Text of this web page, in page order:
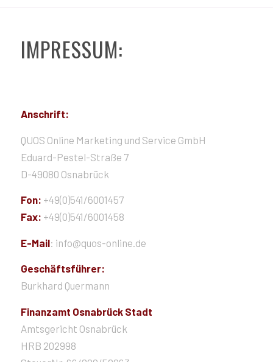
IMPRESSUM:
Anschrift:
QUOS Online Marketing und Service GmbH
Eduard-Pestel-Straße 7
D-49080 Osnabrück
Fon: +49(0)541/6001457
Fax: +49(0)541/6001458
E-Mail: info@quos-online.de
Geschäftsführer:
Burkhard Quermann
Finanzamt Osnabrück Stadt
Amtsgericht Osnabrück
HRB 202998